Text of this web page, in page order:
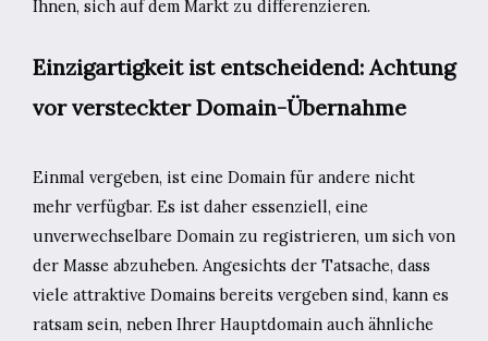
Ihnen, sich auf dem Markt zu differenzieren.
Einzigartigkeit ist entscheidend: Achtung
vor versteckter Domain-Übernahme
Einmal vergeben, ist eine Domain für andere nicht
mehr verfügbar. Es ist daher essenziell, eine
unverwechselbare Domain zu registrieren, um sich von
der Masse abzuheben. Angesichts der Tatsache, dass
viele attraktive Domains bereits vergeben sind, kann es
ratsam sein, neben Ihrer Hauptdomain auch ähnliche